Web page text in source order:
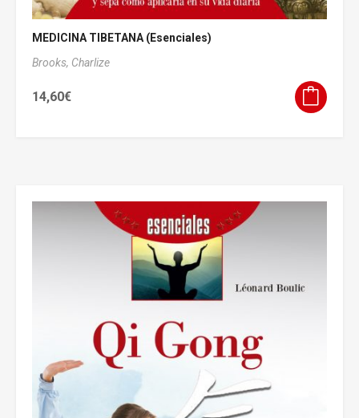
MEDICINA TIBETANA (Esenciales)
Brooks, Charlize
14,60€